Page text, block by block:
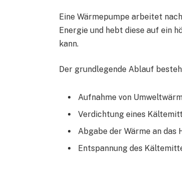
Eine Wärmepumpe arbeitet
Energie und hebt diese auf ein
kann.
Der grundlegende Ablauf
Aufnahme von
Verdichtung eines
Abgabe der Wärme an das
Entspannung des